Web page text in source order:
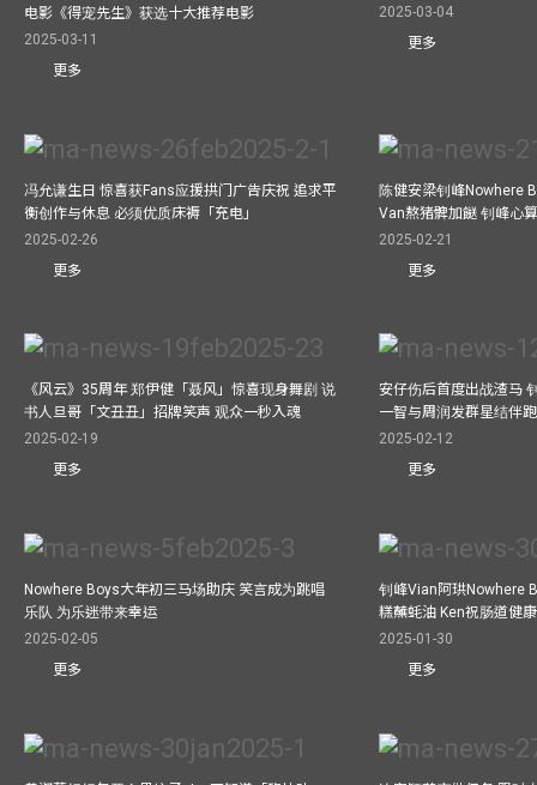
电影《得宠先生》获选十大推荐电影
2025-03-11
更多
2025-03-04
更多
冯允谦生日 惊喜获Fans应援拱门广告庆祝 追求平
衡创作与休息 必须优质床褥「充电」
2025-02-26
更多
陈健安梁钊峰Nowhere
Van熬猪髀加餸 钊峰心
2025-02-21
更多
《风云》35周年 郑伊健「聂风」惊喜现身舞剧 说
书人旦哥「文丑丑」招牌笑声 观众一秒入魂
2025-02-19
更多
安仔伤后首度出战渣马
一智与周润发群星结伴
2025-02-12
更多
Nowhere Boys大年初三马场助庆 笑言成为跳唱
乐队 为乐迷带来幸运
2025-02-05
更多
钊峰Vian阿珙Nowhere
糕蘸蚝油 Ken祝肠道健康
2025-01-30
更多